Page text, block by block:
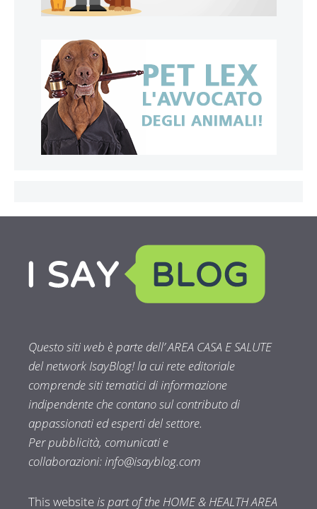
Questo siti web è parte dell’ AREA CASA E SALUTE
del network IsayBlog! la cui rete editoriale
comprende siti tematici di informazione
indipendente che contano sul contributo di
appassionati ed esperti del settore.
Per pubblicità, comunicati e
collaborazioni: info@isayblog.com
This website is part of the HOME & HEALTH AREA